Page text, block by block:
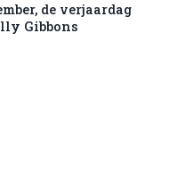
de verjaardag
Gibbons